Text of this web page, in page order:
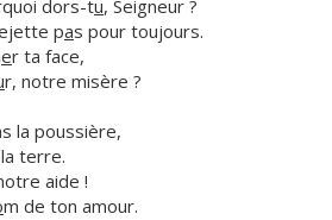
dors-tu, Seigneur ?
pas pour toujours.
er ta face,
r, notre misère ?
la poussière,
terre.
aide !
m de ton amour.